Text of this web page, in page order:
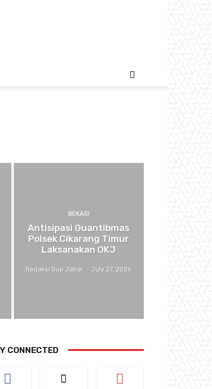
BEKASI
Antisipasi Guantibmas
Polsek Cikarang Timur
Laksanakan OKJ
Redaksi Gue Jabar - July 27, 2026
CONNECTED